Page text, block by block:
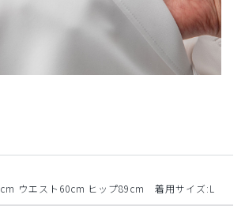
ウエスト60cm ヒップ89cm 着用サイズ:L